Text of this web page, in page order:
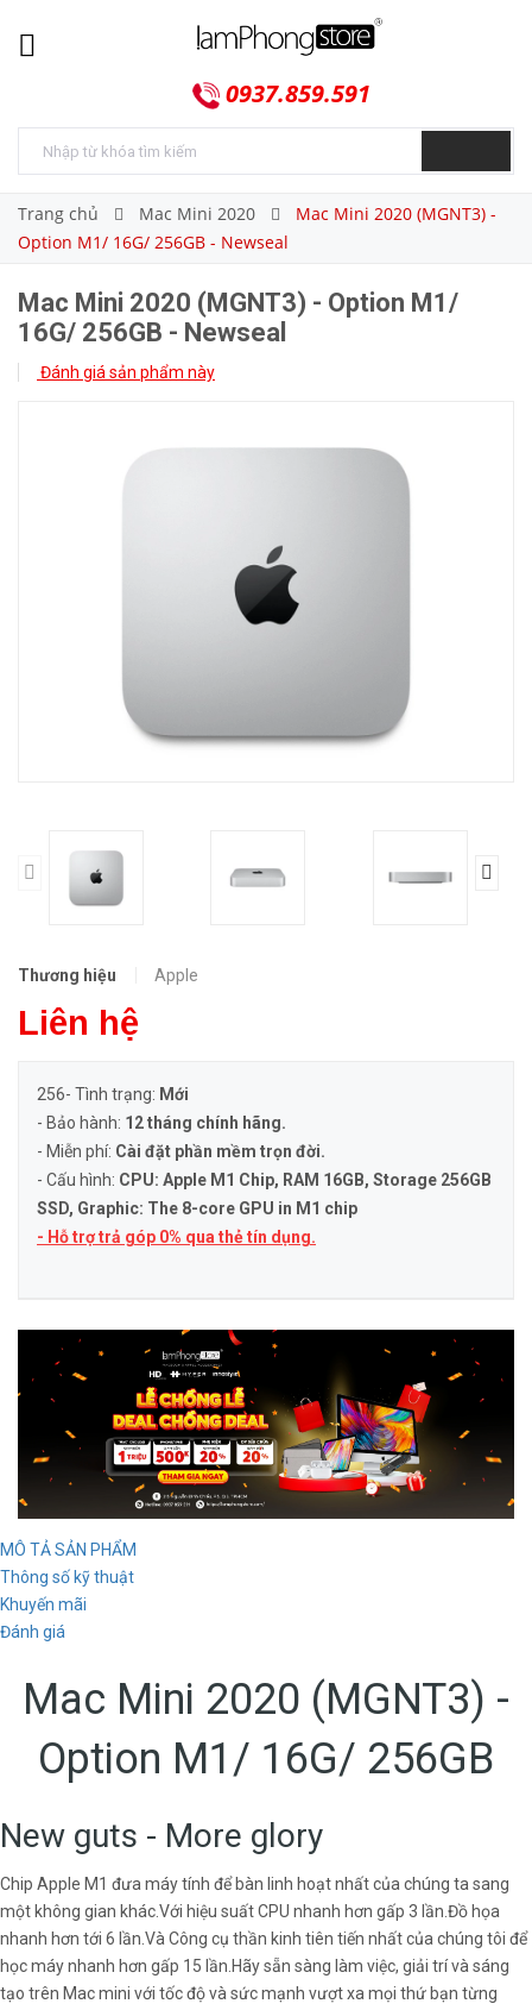
0937.859.591
Trang chủ Mac Mini 2020
Mac Mini 2020 (MGNT3) -
Option M1/ 16G/ 256GB - Newseal
Mac Mini 2020 (MGNT3) - Option M1/
16G/ 256GB - Newseal
Đánh giá sản phẩm này
Thương hiệu Apple
Liên hệ
256- Tình trạng: Mới
- Bảo hành: 12 tháng chính hãng.
- Miễn phí: Cài đặt phần mềm trọn đời.
- Cấu hình: CPU: Apple M1 Chip, RAM 16GB, Storage 256GB
SSD, Graphic: The 8-core GPU in M1 chip
- Hỗ trợ trả góp 0% qua thẻ tín dụng.
MÔ TẢ SẢN PHẨM
Thông số kỹ thuật
Khuyến mãi
Đánh giá
Mac Mini 2020 (MGNT3) -
Option M1/ 16G/ 256GB
New guts - More glory
Chip Apple M1 đưa máy tính để bàn linh hoạt nhất của chúng ta sang
một không gian khác.Với hiệu suất CPU nhanh hơn gấp 3 lần.Đồ họa
nhanh hơn tới 6 lần.Và Công cụ thần kinh tiên tiến nhất của chúng tôi để
học máy nhanh hơn gấp 15 lần.Hãy sẵn sàng làm việc, giải trí và sáng
tạo trên Mac mini với tốc độ và sức mạnh vượt xa mọi thứ bạn từng